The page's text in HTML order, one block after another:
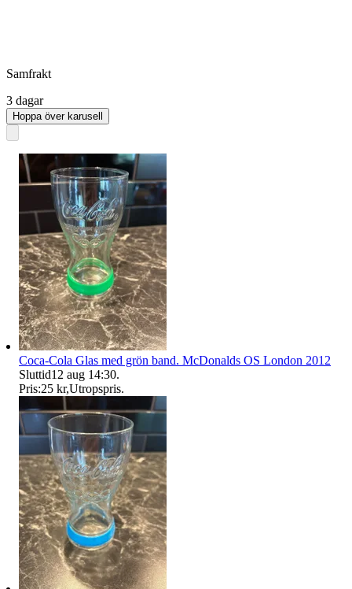
Samfrakt
3 dagar
Hoppa över karusell
Coca-Cola Glas med grön band. McDonalds OS London 2012
Sluttid12 aug 14:30.
Pris:25 kr,Utropspris.